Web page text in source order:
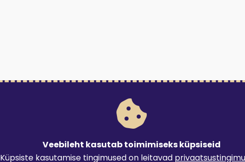
Veebileht kasutab toimimiseks küpsiseid
Küpsiste kasutamise tingimused on leitavad